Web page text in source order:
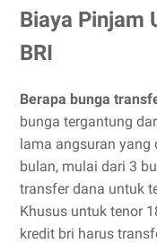
Biaya Pinjam
BRI
Berapa bunga
bunga tergantung
lama angsuran yang
bulan, mulai dari 3
transfer dana untuk
Khusus untuk tenor
kredit bri harus